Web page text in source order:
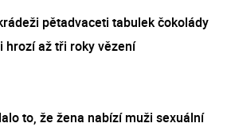
pětadvaceti tabulek čokolády
hrozí až tři roky vězení
to, že žena nabízí muži sexuální